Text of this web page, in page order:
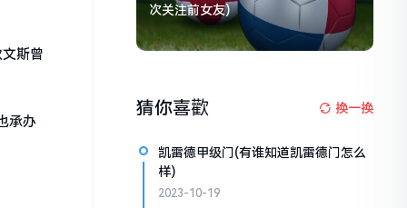
斯曾
承办
次关注前女友)
猜你喜歡 换一换
凯雷德甲级门(有谁知道凯雷德门怎么
样)
2023-10-19